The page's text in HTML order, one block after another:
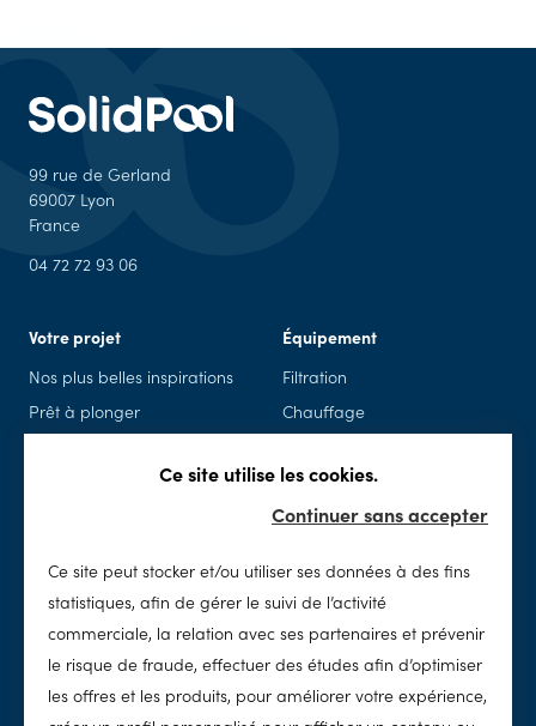
99 rue de Gerland
69007 Lyon
France
04 72 72 93 06
Votre projet
Nos plus belles inspirations
Prêt à plonger
Équipement
Filtration
Chauffage
Sécurité
Accessoires & loisirs
Entretien
Nettoyage
Chimie
Traitement de l'eau
SolidPool
Notre concept
Notre réseau
Ce site utilise les cookies.
Continuer sans accepter
Ce site peut stocker et/ou utiliser ses données à des fins
statistiques, afin de gérer le suivi de l’activité
commerciale, la relation avec ses partenaires et prévenir
le risque de fraude, effectuer des études afin d’optimiser
les offres et les produits, pour améliorer votre expérience,